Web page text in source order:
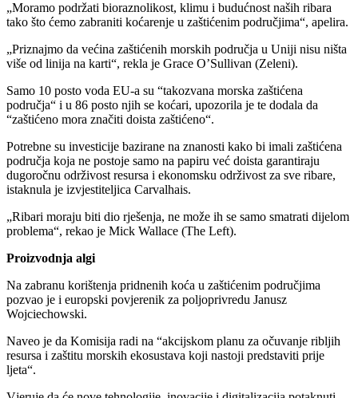
„Moramo podržati bioraznolikost, klimu i budućnost naših ribara
tako što ćemo zabraniti koćarenje u zaštićenim područjima“, apelira.
„Priznajmo da većina zaštićenih morskih područja u Uniji nisu ništa
više od linija na karti“, rekla je Grace O’Sullivan (Zeleni).
Samo 10 posto voda EU-a su “takozvana morska zaštićena
područja“ i u 86 posto njih se koćari, upozorila je te dodala da
“zaštićeno mora značiti doista zaštićeno“.
Potrebne su investicije bazirane na znanosti kako bi imali zaštićena
područja koja ne postoje samo na papiru već doista garantiraju
dugoročnu održivost resursa i ekonomsku održivost za sve ribare,
istaknula je izvjestiteljica Carvalhais.
„Ribari moraju biti dio rješenja, ne može ih se samo smatrati dijelom
problema“, rekao je Mick Wallace (The Left).
Proizvodnja algi
Na zabranu korištenja pridnenih koća u zaštićenim područjima
pozvao je i europski povjerenik za poljoprivredu Janusz
Wojciechowski.
Naveo je da Komisija radi na “akcijskom planu za očuvanje ribljih
resursa i zaštitu morskih ekosustava koji nastoji predstaviti prije
ljeta“.